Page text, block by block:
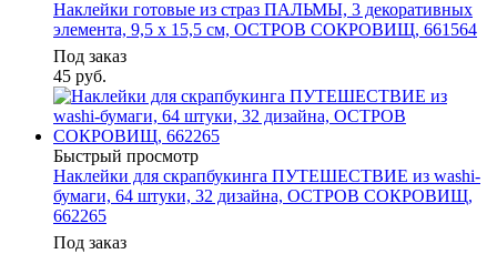
Наклейки готовые из страз ПАЛЬМЫ, 3 декоративных
элемента, 9,5 х 15,5 см, ОСТРОВ СОКРОВИЩ, 661564
Под заказ
45 руб.
Быстрый просмотр
Наклейки для скрапбукинга ПУТЕШЕСТВИЕ из washi-
бумаги, 64 штуки, 32 дизайна, ОСТРОВ СОКРОВИЩ,
662265
Под заказ